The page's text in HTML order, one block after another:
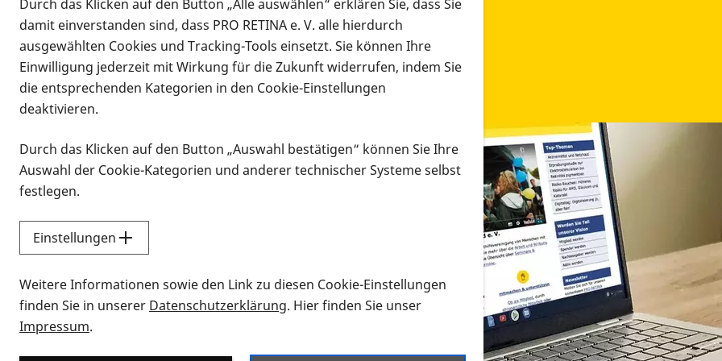
Infomaterial
Infomaterial
Vorlesen
Alle Infomaterialien in verschiedenen Formaten an
Sie möchten wissen, wie Sie nach Infonmaterial suchen und dieses bestellen bzw. herunterladen
Durch das Klicken auf den Button „Alle auswählen“ erklären Sie, dass Sie
damit einverstanden sind, dass PRO RETINA e. V. alle hierdurch
ausgewählten Cookies und Tracking-Tools einsetzt. Sie können Ihre
Einwilligung jederzeit mit Wirkung für die Zukunft widerrufen, indem Sie
die entsprechenden Kategorien in den Cookie-Einstellungen
deaktivieren.
Durch das Klicken auf den Button „Auswahl bestätigen“ können Sie Ihre
Auswahl der Cookie-Kategorien und anderer technischer Systeme selbst
festlegen.
Einstellungen
Weitere Informationen sowie den Link zu diesen Cookie-Einstellungen
finden Sie in unserer Datenschutzerklärung. Hier finden Sie unser
Impressum.